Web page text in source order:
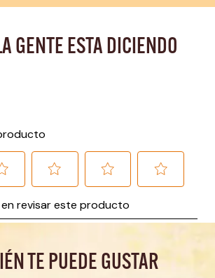
GENTE ESTA DICIENDO
TE PUEDE GUSTAR